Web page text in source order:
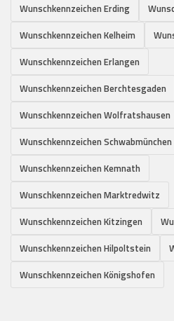
Wunschkennzeichen Erding
Wunschkennzeichen Kelheim
Wunschkennzeichen Erlangen
Wunschkennzeichen Berchtesgaden
Wunschkennzeichen Wolfratshausen
Wunschkennzeichen Schwabmünchen
Wunschkennzeichen Kemnath
Wunschkennzeichen Marktredwitz
Wunschkennzeichen Kitzingen
Wunschkennzeichen Hilpoltstein
Wunschkennzeichen Königshofen